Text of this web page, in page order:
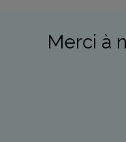
Merci à